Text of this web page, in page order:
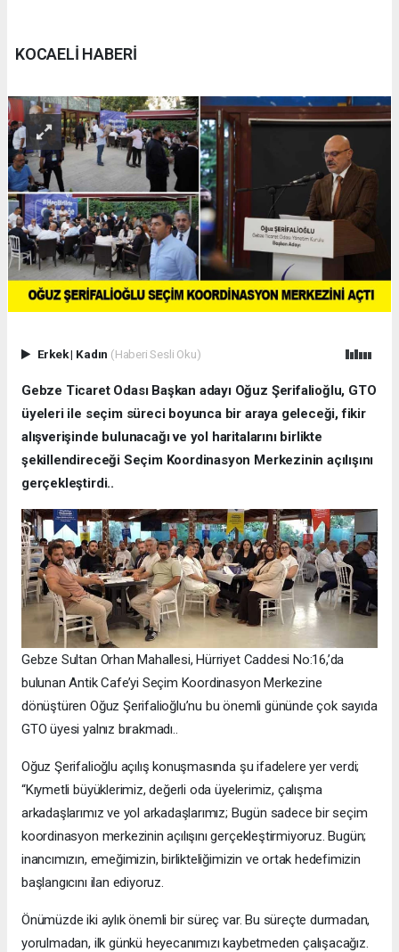
KOCAELİ HABERİ
Erkek| Kadın (Haberi Sesli Oku)
Gebze Ticaret Odası Başkan adayı Oğuz Şerifalioğlu, GTO
üyeleri ile seçim süreci boyunca bir araya geleceği, fikir
alışverişinde bulunacağı ve yol haritalarını birlikte
şekillendireceği Seçim Koordinasyon Merkezinin açılışını
gerçekleştirdi..
Gebze Sultan Orhan Mahallesi, Hürriyet Caddesi No:16,’da
bulunan Antik Cafe’yi Seçim Koordinasyon Merkezine
dönüştüren Oğuz Şerifalioğlu’nu bu önemli gününde çok sayıda
GTO üyesi yalnız bırakmadı..
Oğuz Şerifalioğlu açılış konuşmasında şu ifadelere yer verdi;
“Kıymetli büyüklerimiz, değerli oda üyelerimiz, çalışma
arkadaşlarımız ve yol arkadaşlarımız; Bugün sadece bir seçim
koordinasyon merkezinin açılışını gerçekleştirmiyoruz. Bugün;
inancımızın, emeğimizin, birlikteliğimizin ve ortak hedefimizin
başlangıcını ilan ediyoruz.
Önümüzde iki aylık önemli bir süreç var. Bu süreçte durmadan,
yorulmadan, ilk günkü heyecanımızı kaybetmeden çalışacağız.